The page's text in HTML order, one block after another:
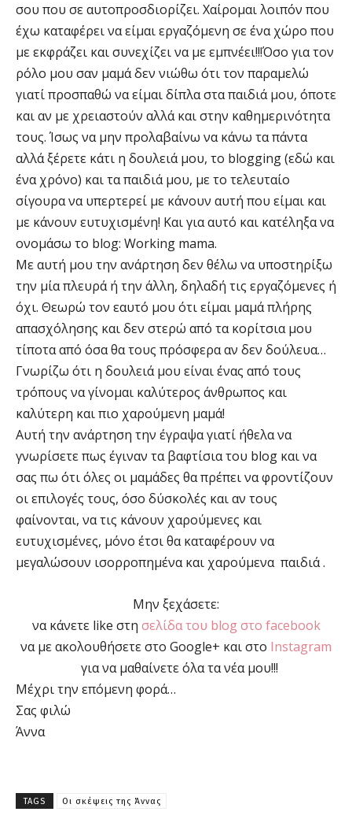
σου που σε αυτοπροσδιορίζει. Χαίρομαι λοιπόν που
έχω καταφέρει να είμαι εργαζόμενη σε ένα χώρο που
με εκφράζει και συνεχίζει να με εμπνέει!!!Όσο για τον
ρόλο μου σαν μαμά δεν νιώθω ότι τον παραμελώ
γιατί προσπαθώ να είμαι δίπλα στα παιδιά μου, όποτε
και αν με χρειαστούν αλλά και στην καθημερινότητα
τους. Ίσως να μην προλαβαίνω να κάνω τα πάντα
αλλά ξέρετε κάτι η δουλειά μου, το blogging (εδώ και
ένα χρόνο) και τα παιδιά μου, με το τελευταίο
σίγουρα να υπερτερεί με κάνουν αυτή που είμαι και
με κάνουν ευτυχισμένη! Και για αυτό και κατέληξα να
ονομάσω το blog: Working mama.
Με αυτή μου την ανάρτηση δεν θέλω να υποστηρίξω
την μία πλευρά ή την άλλη, δηλαδή τις εργαζόμενες ή
όχι. Θεωρώ τον εαυτό μου ότι είμαι μαμά πλήρης
απασχόλησης και δεν στερώ από τα κορίτσια μου
τίποτα από όσα θα τους πρόσφερα αν δεν δούλευα…
Γνωρίζω ότι η δουλειά μου είναι ένας από τους
τρόπους να γίνομαι καλύτερος άνθρωπος και
καλύτερη και πιο χαρούμενη μαμά!
Αυτή την ανάρτηση την έγραψα γιατί ήθελα να
γνωρίσετε πως έγιναν τα βαφτίσια του blog και να
σας πω ότι όλες οι μαμάδες θα πρέπει να φροντίζουν
οι επιλογές τους, όσο δύσκολές και αν τους
φαίνονται, να τις κάνουν χαρούμενες και
ευτυχισμένες, μόνο έτσι θα καταφέρουν να
μεγαλώσουν ισορροπημένα και χαρούμενα παιδιά .
Μην ξεχάσετε:
να κάνετε like στη σελίδα του blog στο facebook
να με ακολουθήσετε στο Google+ και στο Instagram
για να μαθαίνετε όλα τα νέα μου!!!
Μέχρι την επόμενη φορά…
Σας φιλώ
Άννα
TAGS Οι σκέψεις της Άννας